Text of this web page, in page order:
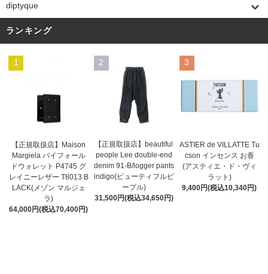
diptyque
ランキング
1
【正規取扱店】Maison
Margiela バイフォール
ドウォレット P4745 グ
レイニーレザー T8013 B
LACK(メゾン マルジェ
ラ)
64,000円(税込70,400円)
2
【正規取扱店】beautiful
people Lee double-end
denim 91-B/logger pants
indigo(ビューティフルピ
ープル)
31,500円(税込34,650円)
3
ASTIER de VILLATTE Tu
cson インセンス お香
(アスティエ・ド・ヴィ
ラット)
9,400円(税込10,340円)